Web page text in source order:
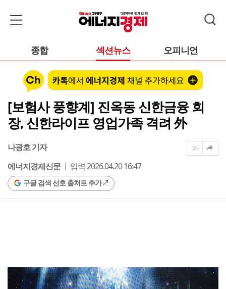
종합 섹션뉴스 오피니언
[보험사 풍향계] 진옥동 신한금융 회
장, 신한라이프 영업가족 격려 外
나광호 기자
에너지경제신문
입력 2026.04.20 16:47
구글 검색 선호 출처로 추가
가